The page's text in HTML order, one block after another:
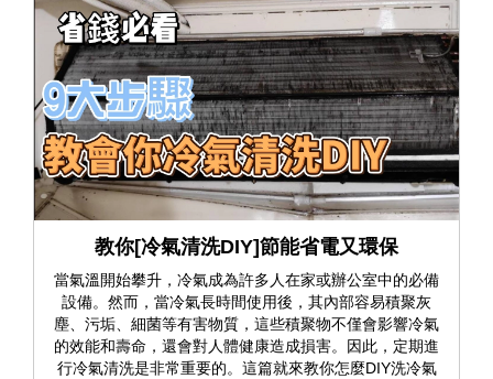
教你[冷氣清洗DIY]節能省電又環保
當氣溫開始攀升，冷氣成為許多人在家或辦公室中的必備
設備。然而，當冷氣長時間使用後，其內部容易積聚灰
塵、污垢、細菌等有害物質，這些積聚物不僅會影響冷氣
的效能和壽命，還會對人體健康造成損害。因此，定期進
行冷氣清洗是非常重要的。這篇就來教你怎麼DIY洗冷氣